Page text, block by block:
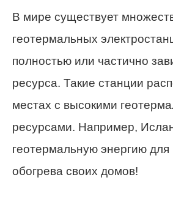
В мире существует
геотермальных
полностью или частично
ресурса. Такие станции
местах с высокими
ресурсами. Например,
геотермальную энергию
обогрева своих домов!